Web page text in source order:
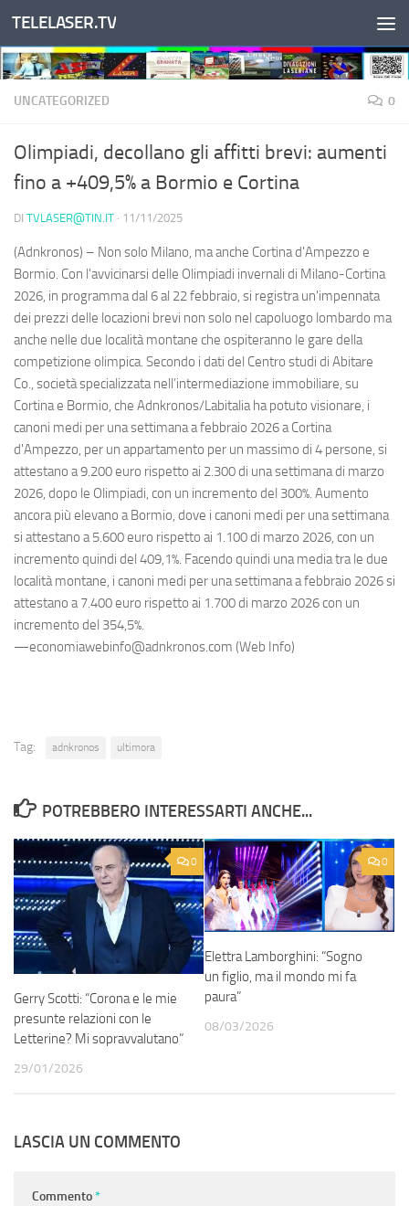
Salta al contenuto
TELELASER.TV
UNCATEGORIZED 0
Olimpiadi, decollano gli affitti brevi: aumenti
fino a +409,5% a Bormio e Cortina
DI TVLASER@TIN.IT · 11/11/2025
(Adnkronos) – Non solo Milano, ma anche Cortina d'Ampezzo e
Bormio. Con l'avvicinarsi delle Olimpiadi invernali di Milano-Cortina
2026, in programma dal 6 al 22 febbraio, si registra un'impennata
dei prezzi delle locazioni brevi non solo nel capoluogo lombardo ma
anche nelle due località montane che ospiteranno le gare della
competizione olimpica. Secondo i dati del Centro studi di Abitare
Co., società specializzata nell’intermediazione immobiliare, su
Cortina e Bormio, che Adnkronos/Labitalia ha potuto visionare, i
canoni medi per una settimana a febbraio 2026 a Cortina
d'Ampezzo, per un appartamento per un massimo di 4 persone, si
attestano a 9.200 euro rispetto ai 2.300 di una settimana di marzo
2026, dopo le Olimpiadi, con un incremento del 300%. Aumento
ancora più elevano a Bormio, dove i canoni medi per una settimana
si attestano a 5.600 euro rispetto ai 1.100 di marzo 2026, con un
incremento quindi del 409,1%. Facendo quindi una media tra le due
località montane, i canoni medi per una settimana a febbraio 2026 si
attestano a 7.400 euro rispetto ai 1.700 di marzo 2026 con un
incremento del 354,5%.
—economiawebinfo@adnkronos.com (Web Info)
Tag: adnkronos ultimora
POTREBBERO INTERESSARTI ANCHE...
0
Gerry Scotti: “Corona e le mie
presunte relazioni con le
Letterine? Mi sopravvalutano”
29/01/2026
0
Elettra Lamborghini: “Sogno
un figlio, ma il mondo mi fa
paura”
08/03/2026
LASCIA UN COMMENTO
Commento*